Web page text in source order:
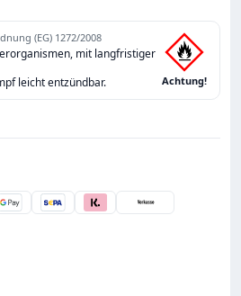
(EG) 1272/2008
mit langfristiger
leicht entzündbar.
Achtung!